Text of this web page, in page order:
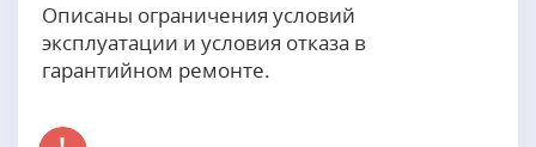
Описаны ограничения условий
эксплуатации и условия отказа в
гарантийном ремонте.